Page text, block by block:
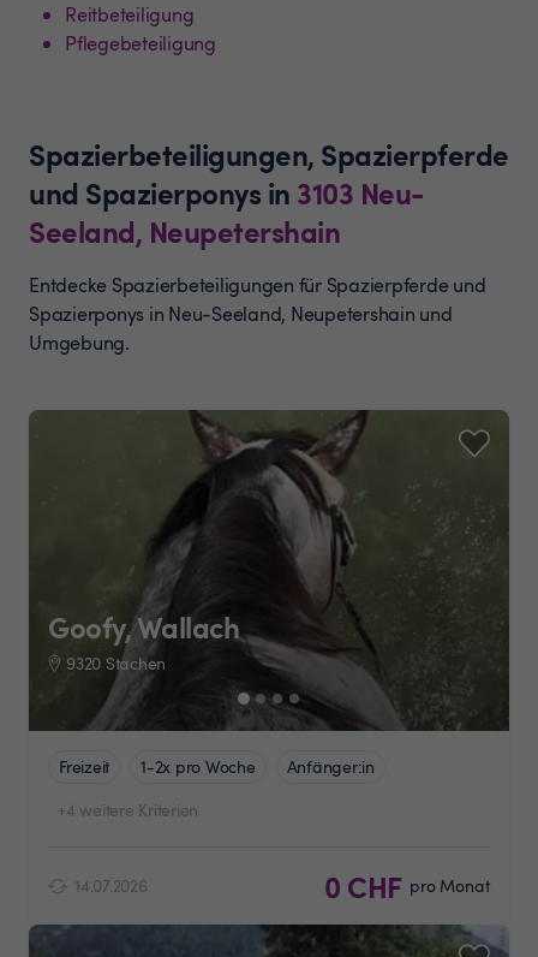
Reitbeteiligung
Pflegebeteiligung
Spazierbeteiligungen, Spazierpferde
und Spazierponys in 3103 Neu-
Seeland, Neupetershain
Entdecke Spazierbeteiligungen für Spazierpferde und
Spazierponys in Neu-Seeland, Neupetershain und
Umgebung.
Goofy, Wallach
9320 Stachen
Freizeit 1-2x pro Woche
Anfänger:in
+4 weitere Kriterien
14.07.2026 0 CHF pro Monat